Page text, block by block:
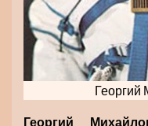
Георгий
Георгий